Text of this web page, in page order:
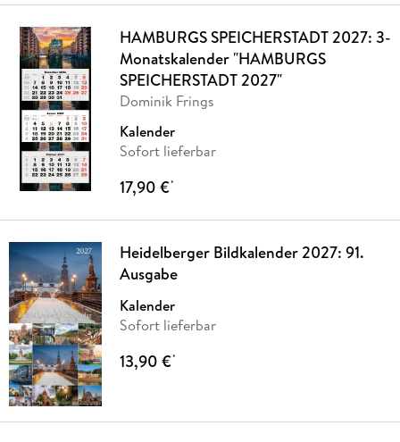
HAMBURGS SPEICHERSTADT 2027: 3-
Monatskalender "HAMBURGS
SPEICHERSTADT 2027"
Dominik Frings
Kalender
Sofort lieferbar
17,90 €*
Heidelberger Bildkalender 2027: 91.
Ausgabe
Kalender
Sofort lieferbar
13,90 €*